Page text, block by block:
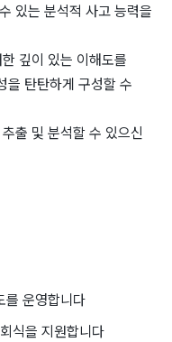
있는 분석적 사고 능력을
깊이 있는 이해도를
을 탄탄하게 구성할 수
출 및 분석할 수 있으신
를 운영합니다
식을 지원합니다